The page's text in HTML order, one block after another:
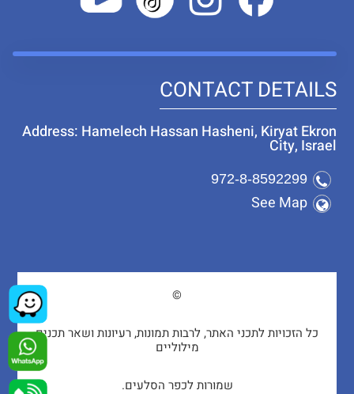
CONTACT DETAILS
Address: Hamelech Hassan Hasheni, Kiryat Ekron
City, Israel
972-8-8592299
See Map
©
כל הזכויות לתכני האתר, לרבות תמונות, רעיונות ושאר תכנים
מילוליים
שמורות לכפר הסלעים.